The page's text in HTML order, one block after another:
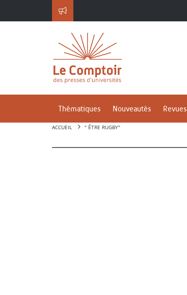
Thématiques Nouveautés Revues
ACCUEIL " ÊTRE RUGBY"